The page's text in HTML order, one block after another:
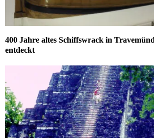
400 Jahre altes Schiffswrack in
entdeckt